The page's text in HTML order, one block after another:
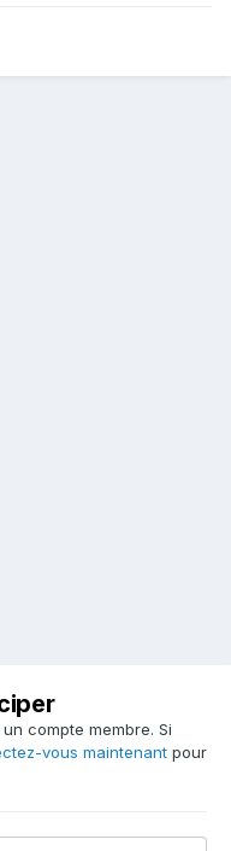
compte membre. Si
vous maintenant pour